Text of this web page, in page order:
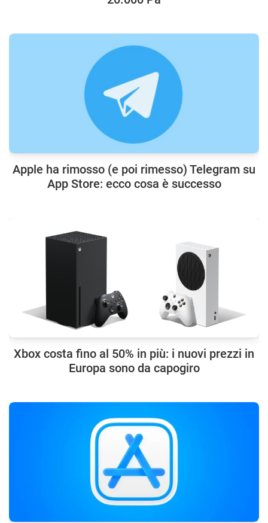
Apple ha rimosso (e poi rimesso) Telegram su
App Store: ecco cosa è successo
Xbox costa fino al 50% in più: i nuovi prezzi in
Europa sono da capogiro